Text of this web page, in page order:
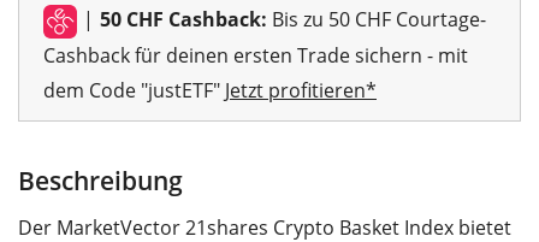
| 50 CHF Cashback: Bis zu 50 CHF Courtage-
Cashback für deinen ersten Trade sichern - mit
dem Code "justETF" Jetzt profitieren*
Beschreibung
Der MarketVector 21shares Crypto Basket Index bietet